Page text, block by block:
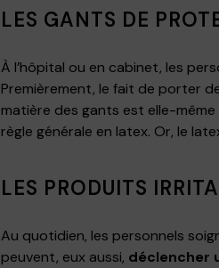
LES GANTS DE
À l’hôpital ou en cabinet, les
Premièrement, le fait de porter
matière des gants est elle-
règle générale en latex. Or, le
LES PRODUITS
Au quotidien, les personnels
peuvent, eux aussi, déclencher